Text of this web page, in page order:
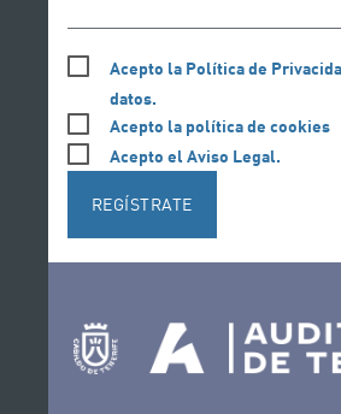
Acepto la Política de
datos.
Acepto la política de cookies
Acepto el Aviso Legal.
REGÍSTRATE